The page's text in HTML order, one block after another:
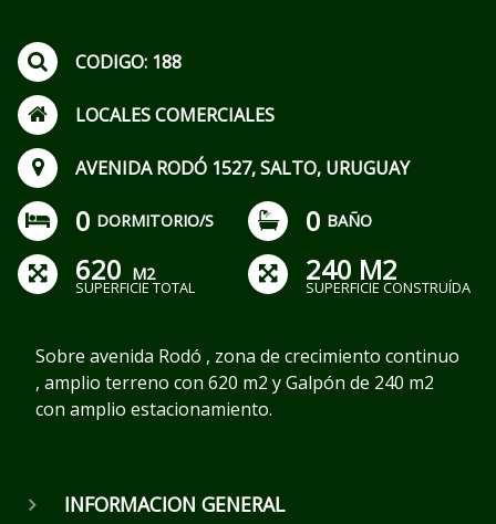
CODIGO: 188
LOCALES COMERCIALES
AVENIDA RODÓ 1527, SALTO, URUGUAY
0 DORMITORIO/S 0 BAÑO
620 M2
SUPERFICIE TOTAL 240 M2
SUPERFICIE CONSTRUÍDA
Sobre avenida Rodó , zona de crecimiento continuo
, amplio terreno con 620 m2 y Galpón de 240 m2
con amplio estacionamiento.
INFORMACION GENERAL